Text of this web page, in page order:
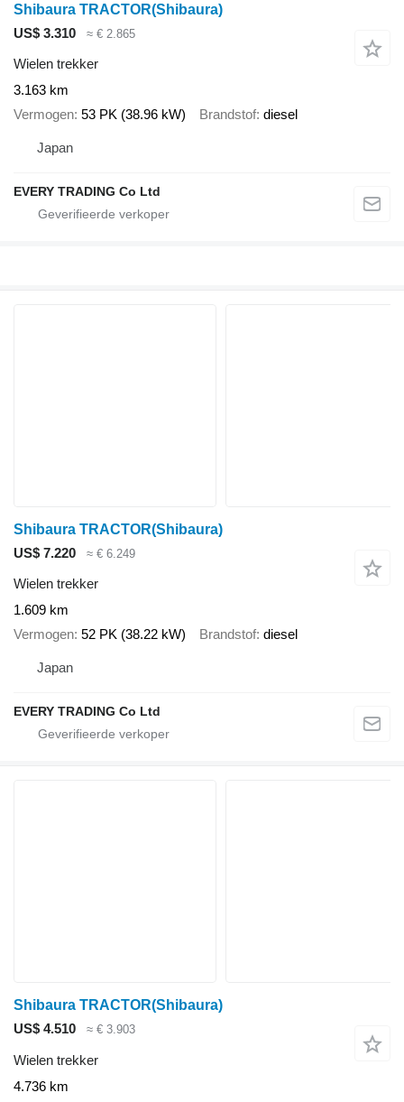
Shibaura TRACTOR(Shibaura)
US$ 3.310
≈ € 2.865
Wielen trekker
3.163 km
Vermogen 53 PK (38.96 kW) Brandstof diesel
Japan
EVERY TRADING Co Ltd
Shibaura TRACTOR(Shibaura)
US$ 7.220
≈ € 6.249
Wielen trekker
1.609 km
Vermogen 52 PK (38.22 kW) Brandstof diesel
Japan
EVERY TRADING Co Ltd
Shibaura TRACTOR(Shibaura)
US$ 4.510
≈ € 3.903
Wielen trekker
4.736 km